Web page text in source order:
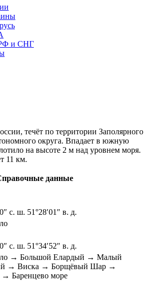
и СНГ
течёт по территории Заполярного
округа. Впадает в южную
на высоте 2 м над уровнем моря.
11 км.
данные
с. ш. 51°28′01″ в. д.
с. ш. 51°34′52″ в. д.
→ Большой Елардый → Малый
→ Виска → Борщёвый Шар →
→ Баренцево море